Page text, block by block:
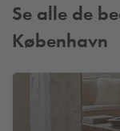
Se alle de
København